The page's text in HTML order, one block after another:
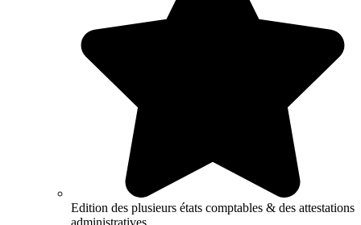
Edition des plusieurs états comptables & des attestations